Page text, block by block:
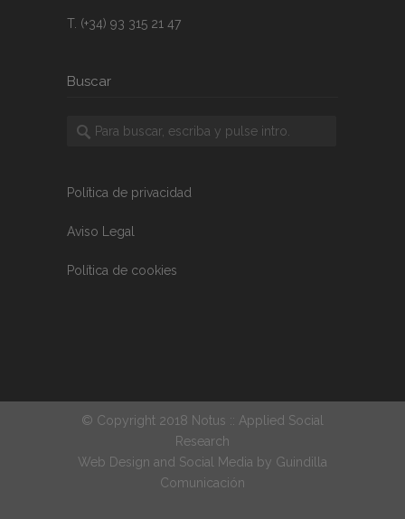
T. (+34) 93 315 21 47
Buscar
Política de privacidad
Aviso Legal
Política de cookies
© Copyright 2018 Notus :: Applied Social
Research
Web Design and Social Media by Guindilla
Comunicación